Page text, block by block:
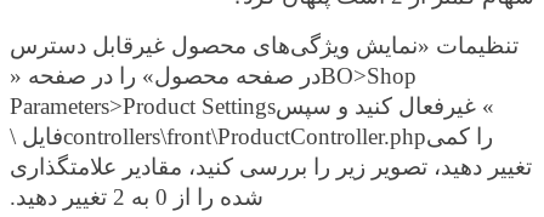
تنظیمات «نمایش ویژگی‌های محصول غیرقابل دسترس
در صفحه محصول» را در صفحه «BO>Shop
Parameters>Product Settings» غیرفعال کنید و سپس
فایل \controllers\front\ProductController.phpرا کمی
تغییر دهید، تصویر زیر را بررسی کنید، مقادیر علامتگذاری
شده را از 0 به 2 تغییر دهید.